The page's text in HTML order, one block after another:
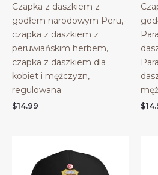
Czapka z daszkiem z
godłem narodowym Peru,
czapka z daszkiem z
peruwiańskim herbem,
czapka z daszkiem dla
kobiet i mężczyzn,
regulowana
$14.99 $